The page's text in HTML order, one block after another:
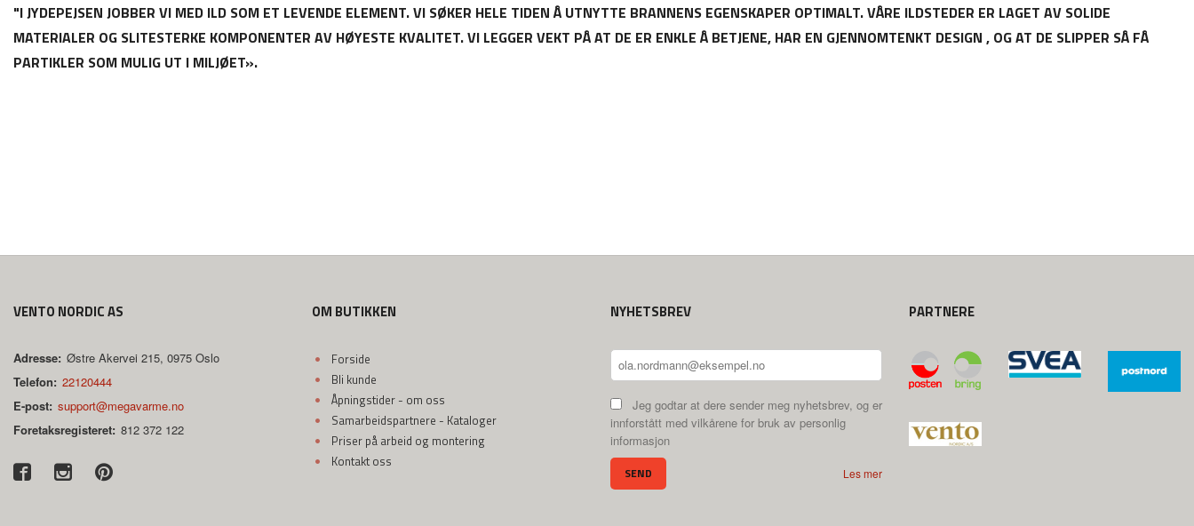
"I JYDEPEJSEN JOBBER VI MED ILD SOM ET LEVENDE ELEMENT. VI SØKER HELE TIDEN Å UTNYTTE BRANNENS EGENSKAPER OPTIMALT. VÅRE ILDSTEDER ER LAGET AV SOLIDE
MATERIALER OG SLITESTERKE KOMPONENTER AV HØYESTE KVALITET. VI LEGGER VEKT PÅ AT DE ER ENKLE Å BETJENE, HAR EN GJENNOMTENKT DESIGN , OG AT DE SLIPPER SÅ FÅ
PARTIKLER SOM MULIG UT I MILJØET».
VENTO NORDIC AS
Adresse: Østre Akervei 215, 0975 Oslo
Telefon: 22120444
E-post: support@megavarme.no
Foretaksregisteret: 812 372 122
OM BUTIKKEN
Forside
Bli kunde
Åpningstider - om oss
Samarbeidspartnere - Kataloger
Priser på arbeid og montering
Kontakt oss
NYHETSBREV
Jeg godtar at dere sender meg nyhetsbrev, og er
innforstått med vilkårene for bruk av personlig
informasjon
Les mer
PARTNERE